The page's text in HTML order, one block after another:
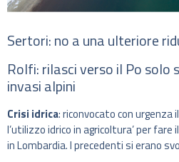
Sertori: no a una ulteriore
Rolfi: rilasci verso il Po solo
invasi alpini
Crisi idrica: riconvocato con urgenza
l’utilizzo idrico in agricoltura’ per fare
in Lombardia. I precedenti si erano